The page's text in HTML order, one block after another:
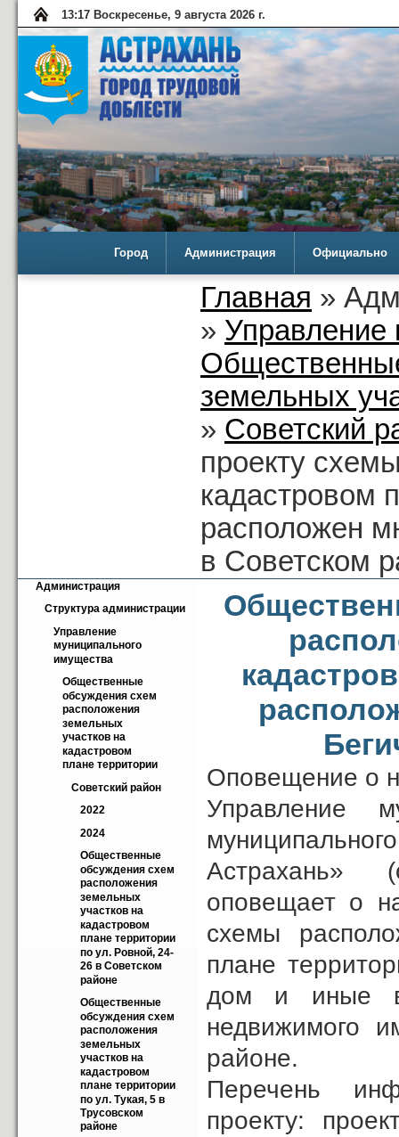
13:17 Воскресенье, 9 августа 2026 г.
Город Администрация Официально
Главная »
» Управление
земельных
» Советский
проекту
кадастровом
расположен
в Советском
Администрация
Структура администрации
Управление
муниципального
имущества
Общественные
обсуждения схем
расположения
земельных
участков на
кадастровом
плане территории
Советский район
2022
2024
Общественные
обсуждения схем
расположения
земельных
участков на
кадастровом
плане территории
по ул. Ровной, 24-
26 в Советском
районе
Общественные
обсуждения схем
расположения
земельных
участков на
кадастровом
плане территории
по ул. Тукая, 5 в
Трусовском
районе
Оповещение о
Управление
Астрахань»
оповещает о
схемы
плане
дом и иные
недвижимого
районе.
Перечень
проекту: